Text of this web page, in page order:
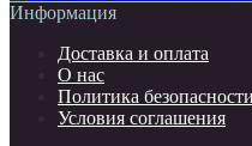
Информация
Доставка и оплата
О нас
Политика безопасности
Условия соглашения